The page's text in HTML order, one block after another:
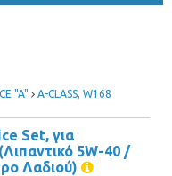
"A" A-CLASS, W168
Set, για
5W-40 /
Λαδιού)